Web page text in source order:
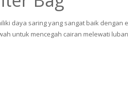
daya saring yang sangat baik
untuk mencegah cairan melewati